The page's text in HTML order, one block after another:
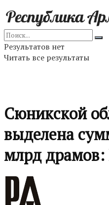
Результатов нет
Читать все результаты
Сюникской
выделена
млрд